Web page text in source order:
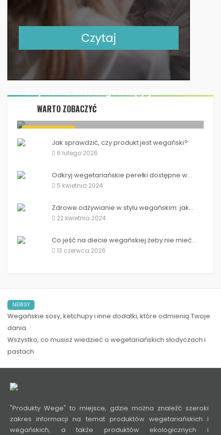
WARTO ZOBACZYĆ
PRODUKTY WEGE
dostarczyć...
2 kwietnia 2024
Bezpieczna dieta wege w ciąży: jak dostarczyć...
Jak sprawdzić, czy produkt jest wegański?
6 lutego 2026
Odkryj wegetariańskie perełki dostępne w...
5 kwietnia 2024
Zdrowe odżywianie w stylu wegańskim: jak...
22 kwietnia 2024
Co jeść na diecie wegańskiej żeby nie mieć...
13 czerwca 2026
NEWSY
Wegańskie sosy, ketchupy i inne dodatki, które odmienią Twoje
dania
Wszystko, co musisz wiedzieć o wegetariańskich słodyczach i
pastach
"Produkty Wege" to miejsce, gdzie można znaleźć szeroki
zakres informacji na temat produktów wegetariańskich i
wegańskich, a także produktów ekologicznych i